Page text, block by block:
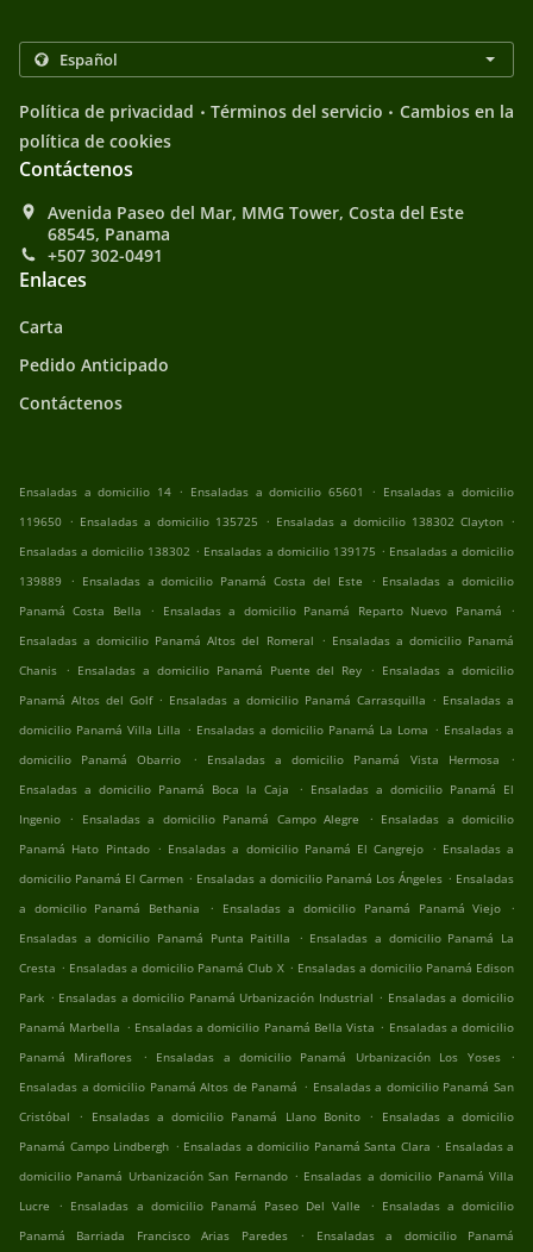
Política de privacidad . Términos del servicio . Cambios en la
política de cookies
Contáctenos
Avenida Paseo del Mar, MMG Tower, Costa del Este
68545, Panama
+507 302-0491
Enlaces
Carta
Pedido Anticipado
Contáctenos
Ensaladas a domicilio 14 . Ensaladas a domicilio 65601 . Ensaladas a domicilio
119650 . Ensaladas a domicilio 135725 . Ensaladas a domicilio 138302 Clayton .
Ensaladas a domicilio 138302 . Ensaladas a domicilio 139175 . Ensaladas a domicilio
139889
. Ensaladas a domicilio Panamá Costa del Este . Ensaladas a domicilio
Panamá Costa Bella
. Ensaladas a domicilio Panamá Reparto Nuevo Panamá
.
Ensaladas a domicilio Panamá Altos del Romeral . Ensaladas a domicilio Panamá
Chanis . Ensaladas a domicilio Panamá Puente del Rey . Ensaladas a domicilio
Panamá Altos del Golf . Ensaladas a domicilio Panamá Carrasquilla . Ensaladas a
domicilio Panamá Villa Lilla . Ensaladas a domicilio Panamá La Loma . Ensaladas a
domicilio Panamá Obarrio
. Ensaladas a domicilio Panamá Vista Hermosa
.
Ensaladas a domicilio Panamá Boca la Caja
. Ensaladas a domicilio Panamá El
Ingenio
. Ensaladas a domicilio Panamá Campo Alegre . Ensaladas a domicilio
Panamá Hato Pintado . Ensaladas a domicilio Panamá El Cangrejo . Ensaladas a
domicilio Panamá El Carmen . Ensaladas a domicilio Panamá Los Ángeles . Ensaladas
a domicilio Panamá Bethania
. Ensaladas a domicilio Panamá Panamá Viejo
.
Ensaladas a domicilio Panamá Punta Paitilla
. Ensaladas a domicilio Panamá La
Cresta . Ensaladas a domicilio Panamá Club X . Ensaladas a domicilio Panamá Edison
Park . Ensaladas a domicilio Panamá Urbanización Industrial . Ensaladas a domicilio
Panamá Marbella . Ensaladas a domicilio Panamá Bella Vista . Ensaladas a domicilio
Panamá Miraflores
. Ensaladas a domicilio Panamá Urbanización Los Yoses
.
Ensaladas a domicilio Panamá Altos de Panamá . Ensaladas a domicilio Panamá San
Cristóbal
. Ensaladas a domicilio Panamá Llano Bonito .
Ensaladas a domicilio
Panamá Campo Lindbergh . Ensaladas a domicilio Panamá Santa Clara . Ensaladas a
domicilio Panamá Urbanización San Fernando . Ensaladas a domicilio Panamá Villa
Lucre
. Ensaladas a domicilio Panamá Paseo Del Valle . Ensaladas a domicilio
Panamá Barriada Francisco Arias Paredes
.
Ensaladas a domicilio Panamá